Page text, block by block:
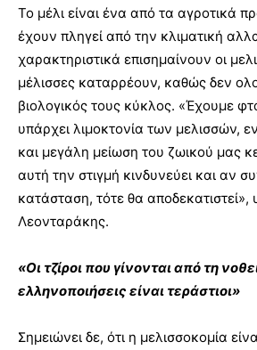
Το μέλι είναι ένα από τα αγροτικά
έχουν πληγεί από την κλιματική
χαρακτηριστικά επισημαίνουν οι
μέλισσες καταρρέουν, καθώς δεν
βιολογικός τους κύκλος. «Έχουμε
υπάρχει λιμοκτονία των μελισσών,
και μεγάλη μείωση του ζωικού μας
αυτή την στιγμή κινδυνεύει και αν
κατάσταση, τότε θα αποδεκατιστεί»,
Λεονταράκης.
«Οι τζίροι που γίνονται από τη
ελληνοποιήσεις είναι τεράστιοι»
Σημειώνει δε, ότι η μελισσοκομία